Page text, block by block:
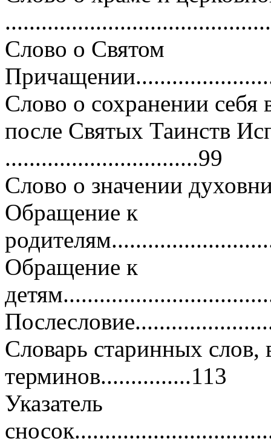
Слово о Святом
Слово о сохранении себя
после Святых Таинств
................................99
Слово о значении
Обращение к
Обращение к
Словарь старинных
терминов...............113
Указатель